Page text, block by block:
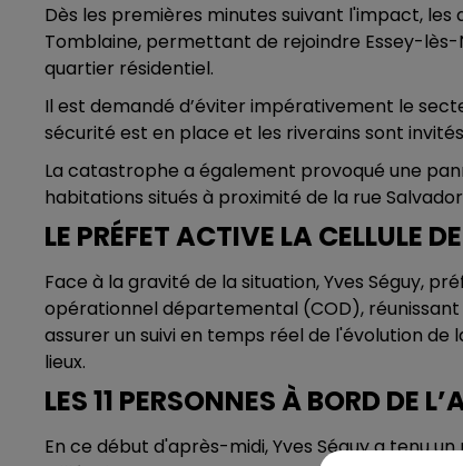
Dès les premières minutes suivant l'impact,
Tomblaine, permettant de rejoindre Essey-
quartier résidentiel.
Il est demandé d’éviter impérativement le
sécurité est en place et les riverains sont
La catastrophe a également provoqué une
habitations situés à proximité de la rue
LE PRÉFET ACTIVE LA CELLULE
Face à la gravité de la situation, Yves Séguy,
opérationnel départemental (COD),
assurer un suivi en temps réel de l'évolution
lieux.
LES 11 PERSONNES À BORD DE
En ce début d'après-midi, Yves Séguy a tenu